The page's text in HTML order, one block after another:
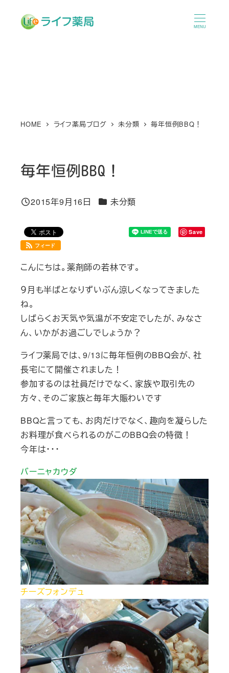
MENU
HOME ライフ薬局ブログ 未分類 毎年恒例BBQ！
毎年恒例BBQ！
投稿日
2015年9月16日 カテゴリー
未分類
Save
フィード
こんにちは。薬剤師の若林です。
９月も半ばとなりずいぶん涼しくなってきました
ね。
しばらくお天気や気温が不安定でしたが、みなさ
ん、いかがお過ごしでしょうか？
ライフ薬局では、9/13に毎年恒例のBBQ会が、社
長宅にて開催されました！
参加するのは社員だけでなく、家族や取引先の
方々、そのご家族と毎年大賑わいです
BBQと言っても、お肉だけでなく、趣向を凝らした
お料理が食べられるのがこのBBQ会の特徴！
今年は・・・
バーニャカウダ
チーズフォンデュ